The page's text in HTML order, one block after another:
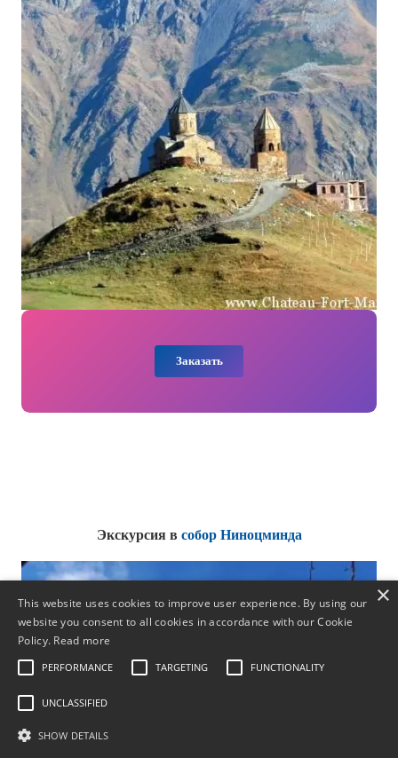
Заказать
Экскурсия в собор Ниноцминда
×
This website uses cookies to improve user experience. By using our
website you consent to all cookies in accordance with our Cookie
Policy. Read more
PERFORMANCE TARGETING FUNCTIONALITY
UNCLASSIFIED
SHOW DETAILS